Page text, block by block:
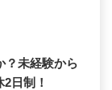
？未経験から
日制！